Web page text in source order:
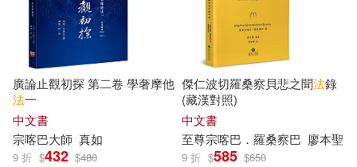
管家琪(3)
羅伯特．海格斯壯(3)
羅瑞塔．葛蕾吉亞諾．布魯寧(3)
羅衾(3)
中國社會科學出版社(7)
中國青年出版社(7)
二十一世紀出版社(7) 原點(7)
廣論止觀初探 第二卷 學奢摩他
法一
中文書
宗喀巴大師 真如
9 折 $432 $480
傑仁波切羅桑察貝悲之聞法錄
(藏漢對照)
中文書
至尊宗喀巴 ．羅桑察巴 廖本聖
9 折 $585 $650